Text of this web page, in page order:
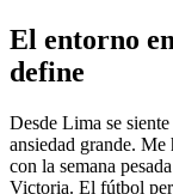
El entorno
define
Desde Lima se
ansiedad grande. Me
con la semana
Victoria. El fútbol